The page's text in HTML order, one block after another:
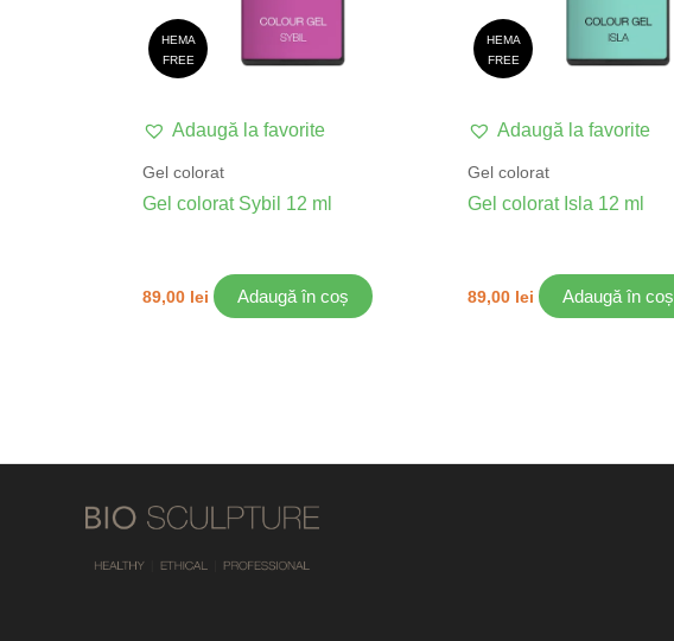
HEMA
FREE
Adaugă la favorite
Gel colorat
Gel colorat Sybil 12 ml
89,00 lei Adaugă în coș
HEMA
FREE
Adaugă la favorite
Gel colorat
Gel colorat Isla 12 ml
89,00 lei Adaugă în coș